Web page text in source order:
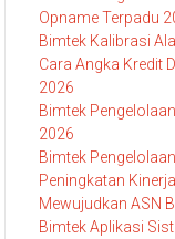
Opname Terpadu
Bimtek Kalibrasi
Cara Angka Kredit
2026
Bimtek
2026
Bimtek
Peningkatan
Mewujudkan ASN
Bimtek Aplikasi